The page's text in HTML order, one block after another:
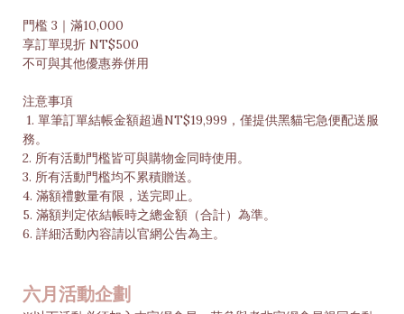
門檻 3｜滿10,000
享訂單現折 NT$500
不可與其他優惠券併用
注意事項
1. 單筆訂單結帳金額超過NT$19,999，僅提供黑貓宅急便配送服
務。
2. 所有活動門檻皆可與購物金同時使用。
3. 所有活動門檻均不累積贈送。
4. 滿額禮數量有限，送完即止。
5. 滿額判定依結帳時之總金額（合計）為準。
6. 詳細活動內容請以官網公告為主。
六月活動企劃